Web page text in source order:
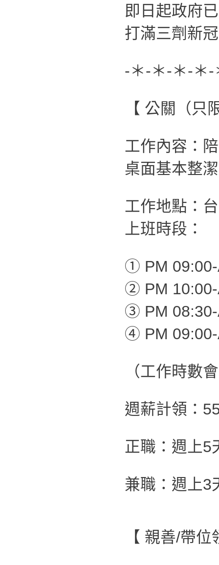
即日起政府
打滿三劑新
-＊-＊-＊-＊
【 公關（只
工作內容：
桌面基本整
工作地點：
上班時段：
① PM
② PM
③ PM
④ PM
（工作時數
週薪計領：
正職：週上5
兼職：週上3
【 親善/帶